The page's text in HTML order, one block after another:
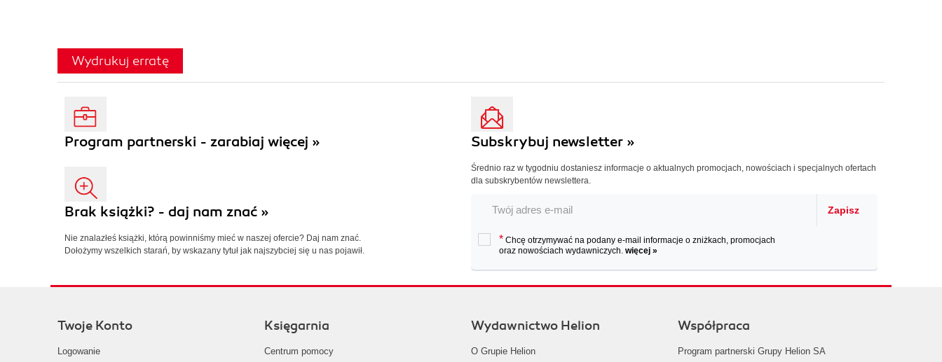
Wydrukuj erratę
Program partnerski - zarabiaj więcej »
Brak książki? - daj nam znać »
Nie znalazłeś książki, którą powinniśmy mieć w naszej ofercie? Daj nam znać.
Dołożymy wszelkich starań, by wskazany tytuł jak najszybciej się u nas pojawił.
Subskrybuj newsletter »
Średnio raz w tygodniu dostaniesz informacje o aktualnych promocjach, nowościach i specjalnych ofertach
dla subskrybentów newslettera.
Zapisz
* Chcę otrzymywać na podany e-mail informacje o zniżkach, promocjach
oraz nowościach wydawniczych. więcej »
Twoje Konto
Logowanie
Księgarnia
Centrum pomocy
Wydawnictwo Helion
O Grupie Helion
Współpraca
Program partnerski Grupy Helion SA